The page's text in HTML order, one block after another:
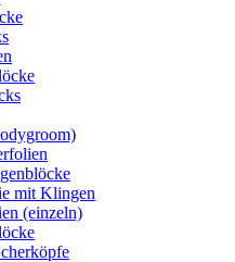
mit Klingen
(einzeln)